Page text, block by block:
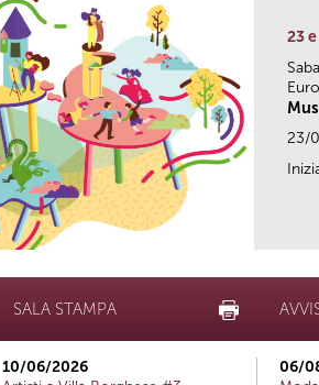
23
23/
SALA STAMPA
10/06/2026
06/